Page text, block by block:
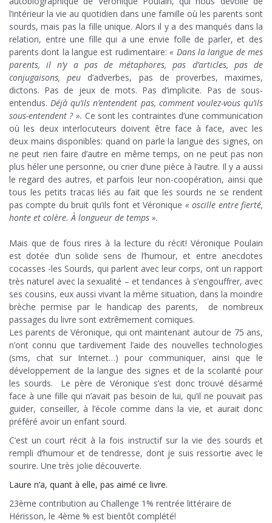
l’intérieur la vie au quotidien dans une famille où les parents sont
sourds, mais pas la fille unique. Alors il y a des manqués dans la
relation, entre une fille qui a une envie folle de parler, et des
parents dont la langue est rudimentaire:« Dans la langue de mes
parents, il n’y a pas de métaphores, pas d’articles, pas de
conjugaisons, peu d’adverbes, pas de proverbes, maximes,
dictons. Pas de jeux de mots. Pas d’implicite. Pas de sous-
entendus.Déjà qu’ils n’entendent pas, comment voulez-vous qu’ils
sous-entendent ? ». Ce sont les contraintes d’une communication
où les deux interlocuteurs doivent être face à face, avec les
deux mains disponibles: quand on parle la langue des signes, on
ne peut rien faire d’autre en même temps, on ne peut pas non
plus héler une personne, ou crier d’une pièce à l’autre. Il y a aussi
le regard des autres, et parfois leur non-coopération, ainsi que
tous les petits tracas liés au fait que les sourds ne se rendent
pas compte du bruit qu’ils font et Véronique «oscille entre fierté,
honte et colère. À longueur de temps ».
Mais que de fous rires à la lecture du récit! Véronique Poulain
est dotée d’un solide sens de l’humour, et entre anecdotes
cocasses -les Sourds, qui parlent avec leur corps, ont un rapport
très naturel avec la sexualité – et tendances à s’engouffrer, avec
ses cousins, eux aussi vivant la même situation, dans la moindre
brèche permise par le handicap des parents, de nombreux
passages du livre sont extrêmement comiques.
Les parents de Véronique, qui ont maintenant autour de 75 ans,
n’ont connu que tardivement l’aide des nouvelles technologies
(sms, chat sur Internet…) pour communiquer, ainsi que le
développement de la langue des signes et de la scolarité pour
les sourds. Le père de Véronique s’est donc trouvé désarmé
face à une fille qui n’avait pas besoin de lui, qu’il ne pouvait pas
guider, conseiller, à l’école comme dans la vie, et aurait donc
préféré avoir un enfant sourd.
C’est un court récit à la fois instructif sur la vie des sourds et
rempli d’humour et de tendresse, dont je suis ressortie avec le
sourire. Une très jolie découverte.
Laure n’a, quant à elle, pas aimé ce livre.
23ème contribution au Challenge 1% rentrée littéraire de
Hérisson, le 4ème % est bientôt complété!